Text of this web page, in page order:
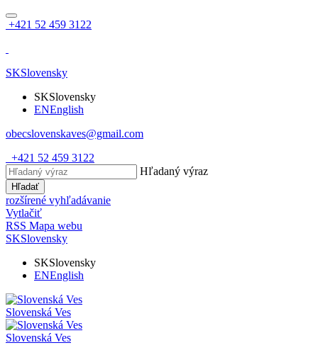
+421 52 459 3122
SKSlovensky
SKSlovensky
ENEnglish
obecslovenskaves@gmail.com
+421 52 459 3122
Hľadaný výraz
Hľadať
rozšírené vyhľadávanie
Vytlačiť
RSS Mapa webu
SKSlovensky
SKSlovensky
ENEnglish
Slovenská Ves
Slovenská Ves